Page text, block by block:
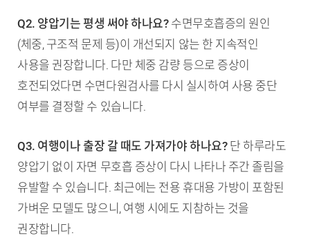
Q2. 양압기는 평생 써야 하나요?수면무호흡증의 원인
(체중, 구조적 문제 등)이 개선되지 않는 한 지속적인
사용을 권장합니다. 다만 체중 감량 등으로 증상이
호전되었다면 수면다원검사를 다시 실시하여 사용 중단
여부를 결정할 수 있습니다.
Q3. 여행이나 출장 갈 때도 가져가야 하나요?단 하루라도
양압기 없이 자면 무호흡 증상이 다시 나타나 주간 졸림을
유발할 수 있습니다. 최근에는 전용 휴대용 가방이 포함된
가벼운 모델도 많으니, 여행 시에도 지참하는 것을
권장합니다.